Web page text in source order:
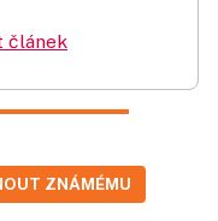
článek
ZNÁMÉMU